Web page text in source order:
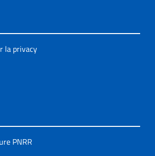
la privacy
PNRR